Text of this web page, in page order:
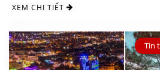
đi Sài ...
XEM CHI TIẾT
Tin